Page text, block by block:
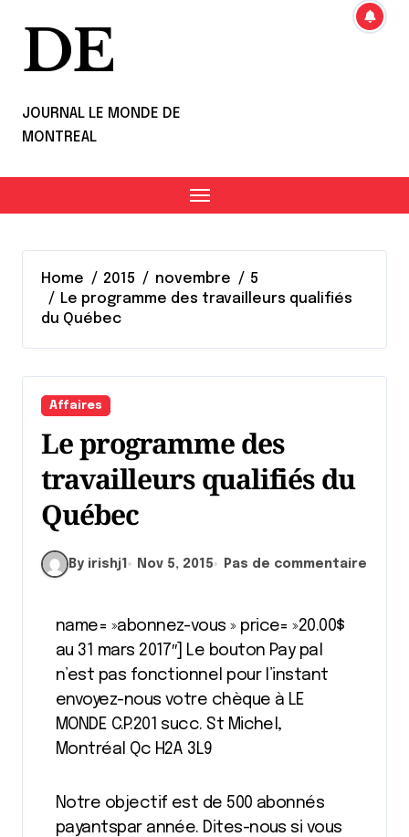
DE
JOURNAL LE MONDE DE
MONTREAL
Home 2015 novembre
5
Le programme des travailleurs qualifiés
du Québec
Affaires
Le programme des
travailleurs qualifiés du
Québec
By irishj1 Nov 5, 2015 Pas de commentaire
name= »abonnez-vous » price= »20.00$
au 31 mars 2017″] Le bouton Pay pal
n’est pas fonctionnel pour l’instant
envoyez-nous votre chèque à LE
MONDE C.P.201 succ. St Michel,
Montréal Qc H2A 3L9
Notre objectif est de 500 abonnés
payantspar année. Dites-nous si vous